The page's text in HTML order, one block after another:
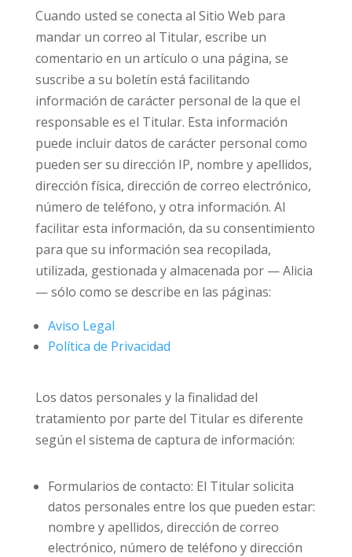
Cuando usted se conecta al Sitio Web para
mandar un correo al Titular, escribe un
comentario en un artículo o una página, se
suscribe a su boletín está facilitando
información de carácter personal de la que el
responsable es el Titular. Esta información
puede incluir datos de carácter personal como
pueden ser su dirección IP, nombre y apellidos,
dirección física, dirección de correo electrónico,
número de teléfono, y otra información. Al
facilitar esta información, da su consentimiento
para que su información sea recopilada,
utilizada, gestionada y almacenada por — Alicia
— sólo como se describe en las páginas:
Aviso Legal
Política de Privacidad
Los datos personales y la finalidad del
tratamiento por parte del Titular es diferente
según el sistema de captura de información:
Formularios de contacto: El Titular solicita
datos personales entre los que pueden estar:
nombre y apellidos, dirección de correo
electrónico, número de teléfono y dirección